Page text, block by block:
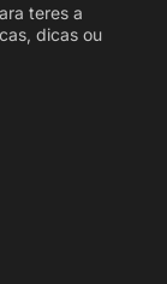
teres a
dicas ou